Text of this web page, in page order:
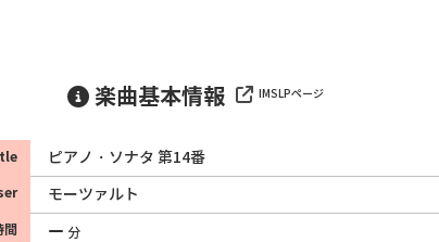
楽曲基本情報 IMSLPページ
ピアノ・ソナタ 第14番
モーツァルト
間 分